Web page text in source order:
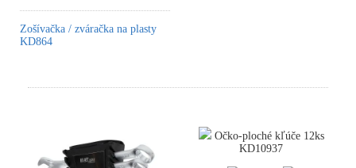
Zošívačka / zváračka na plasty
KD864
Očko-ploché kľúče 12ks
KD10937